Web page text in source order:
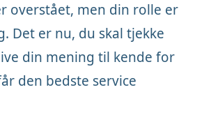
overstået, men din rolle er
Det er nu, du skal tjekke
din mening til kende for
den bedste service